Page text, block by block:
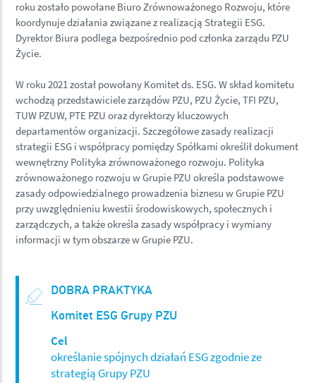
roku zostało powołane Biuro Zrównoważonego Rozwoju, które
koordynuje działania związane z realizacją Strategii ESG.
Dyrektor Biura podlega bezpośrednio pod członka zarządu PZU
Życie.
W roku 2021 został powołany Komitet ds. ESG. W skład komitetu
wchodzą przedstawiciele zarządów PZU, PZU Życie, TFI PZU,
TUW PZUW, PTE PZU oraz dyrektorzy kluczowych
departamentów organizacji. Szczegółowe zasady realizacji
strategii ESG i współpracy pomiędzy Spółkami określił dokument
wewnętrzny Polityka zrównoważonego rozwoju. Polityka
zrównoważonego rozwoju w Grupie PZU określa podstawowe
zasady odpowiedzialnego prowadzenia biznesu w Grupie PZU
przy uwzględnieniu kwestii środowiskowych, społecznych i
zarządczych, a także określa zasady współpracy i wymiany
informacji w tym obszarze w Grupie PZU.
DOBRA PRAKTYKA
Komitet ESG Grupy PZU
Cel
określanie spójnych działań ESG zgodnie ze
strategią Grupy PZU